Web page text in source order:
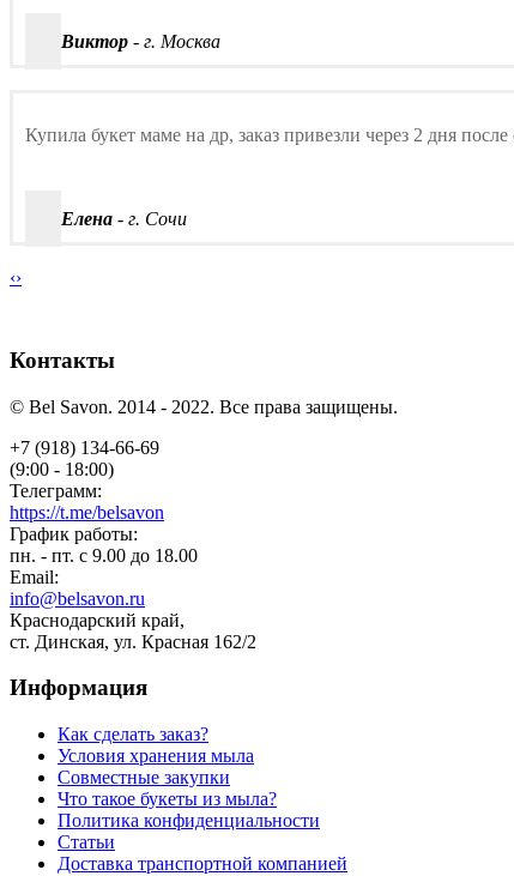
Виктор - г. Москва
Купила букет маме на др, заказ привезли через 2 дня
Елена - г. Сочи
‹›
Контакты
© Bel Savon. 2014 - 2022. Все права защищены.
+7 (918) 134-66-69
(9:00 - 18:00)
Телеграмм:
https://t.me/belsavon
График работы:
пн. - пт. с 9.00 до 18.00
Email:
info@belsavon.ru
Краснодарский край,
ст. Динская, ул. Красная 162/2
Информация
Как сделать заказ?
Условия хранения мыла
Совместные закупки
Что такое букеты из мыла?
Политика конфиденциальности
Статьи
Доставка транспортной компанией